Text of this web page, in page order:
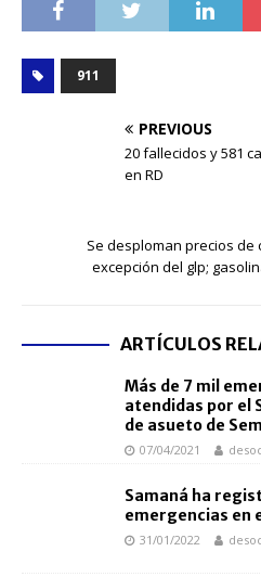
911
PREVIOUS
20 fallecidos y 581
en RD
Se desploman precios de
excepción del glp;
ARTÍCULOS
Más de 7 mil
atendidas por el
de asueto de
07/04/2021
Samaná ha
emergencias en
31/01/2022